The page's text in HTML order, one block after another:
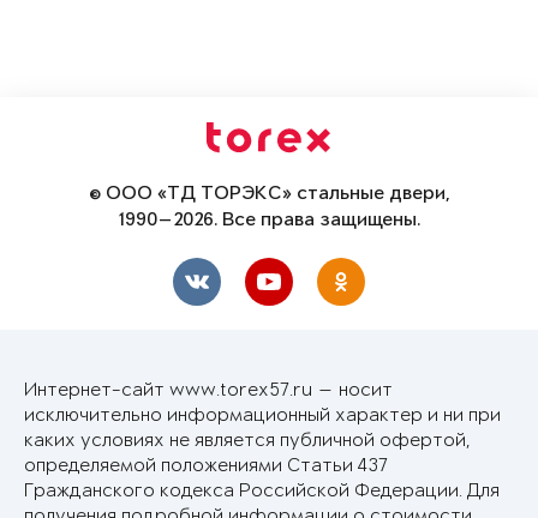
© ООО «ТД ТОРЭКС» стальные двери,
1990—2026. Все права защищены.
Интернет-сайт www.torex57.ru — носит
исключительно информационный характер и ни при
каких условиях не является публичной офертой,
определяемой положениями Статьи 437
Гражданского кодекса Российской Федерации. Для